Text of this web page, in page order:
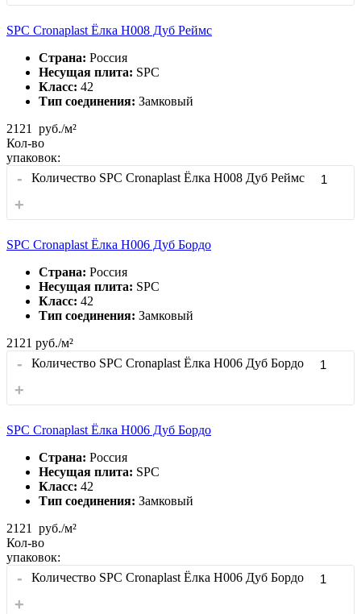
SPC Cronaplast Ёлка H008 Дуб Реймс
Страна: Россия
Несущая плита: SPC
Класс: 42
Тип соединения: Замковый
2121
руб./м²
Кол-во
упаковок:
- Количество SPC Cronaplast Ёлка H008 Дуб Реймс
+
SPC Cronaplast Ёлка H006 Дуб Бордо
Страна: Россия
Несущая плита: SPC
Класс: 42
Тип соединения: Замковый
2121 руб./м²
- Количество SPC Cronaplast Ёлка H006 Дуб Бордо
+
SPC Cronaplast Ёлка H006 Дуб Бордо
Страна: Россия
Несущая плита: SPC
Класс: 42
Тип соединения: Замковый
2121
руб./м²
Кол-во
упаковок:
- Количество SPC Cronaplast Ёлка H006 Дуб Бордо
+